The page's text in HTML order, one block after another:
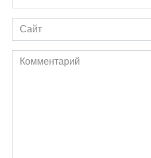
*
Сайт
Комментарий